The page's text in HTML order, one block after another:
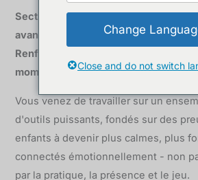
Section 6 : Réflexion, résumé et
avancer
Renforcer la résilience émotionnelle
moments quotidiens
Vous venez de travailler sur un
d'outils puissants, fondés sur des
enfants à devenir plus calmes, plus
connectés émotionnellement - non
par la pratique, la présence et le jeu.
Change
Close and do not switch